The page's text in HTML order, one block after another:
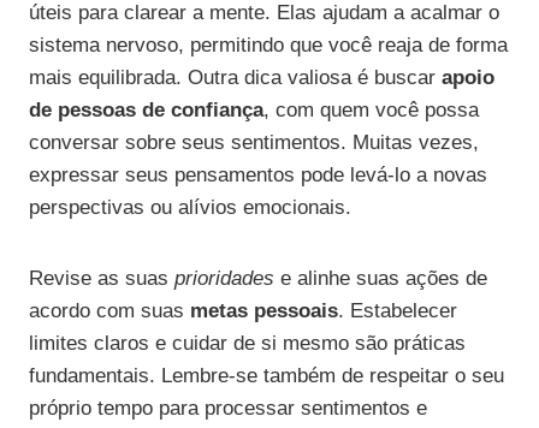
úteis para clarear a mente. Elas ajudam a acalmar o
sistema nervoso, permitindo que você reaja de forma
mais equilibrada. Outra dica valiosa é buscar apoio
de pessoas de confiança, com quem você possa
conversar sobre seus sentimentos. Muitas vezes,
expressar seus pensamentos pode levá-lo a novas
perspectivas ou alívios emocionais.
Revise as suas prioridades e alinhe suas ações de
acordo com suas metas pessoais. Estabelecer
limites claros e cuidar de si mesmo são práticas
fundamentais. Lembre-se também de respeitar o seu
próprio tempo para processar sentimentos e